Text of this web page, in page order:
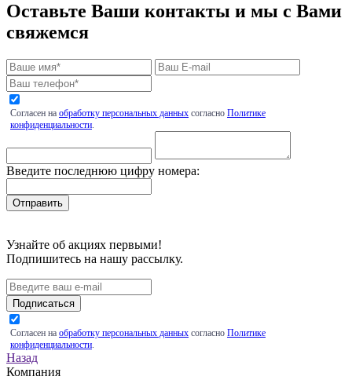
Оставьте Ваши контакты и мы с Вами
свяжемся
Согласен на обработку персональных данных согласно Политике
конфиденциальности.
Введите последнюю цифру номера:
Узнайте об акциях первыми!
Подпишитесь на нашу рассылку.
Подписаться
Согласен на обработку персональных данных согласно Политике
конфиденциальности.
Назад
Компания